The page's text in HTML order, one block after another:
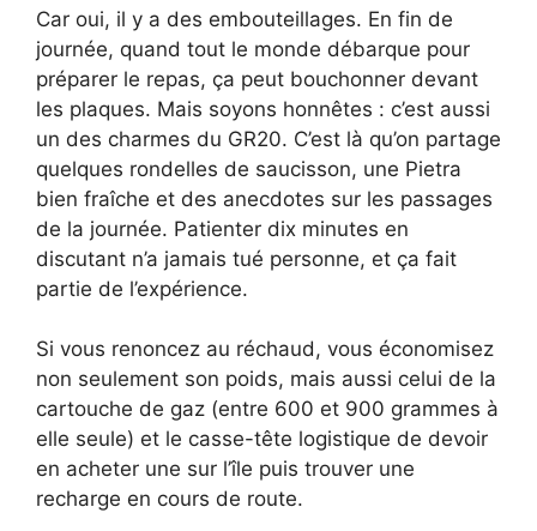
Car oui, il y a des embouteillages. En fin de
journée, quand tout le monde débarque pour
préparer le repas, ça peut bouchonner devant
les plaques. Mais soyons honnêtes : c’est aussi
un des charmes du GR20. C’est là qu’on partage
quelques rondelles de saucisson, une Pietra
bien fraîche et des anecdotes sur les passages
de la journée. Patienter dix minutes en
discutant n’a jamais tué personne, et ça fait
partie de l’expérience.
Si vous renoncez au réchaud, vous économisez
non seulement son poids, mais aussi celui de la
cartouche de gaz (entre 600 et 900 grammes à
elle seule) et le casse-tête logistique de devoir
en acheter une sur l’île puis trouver une
recharge en cours de route.